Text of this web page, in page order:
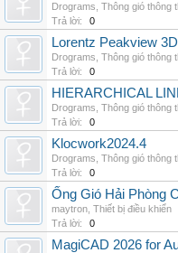
Drograms Thông gió thông
Trả lời:
0
Lorentz Peakview 3D
Drograms Thông gió thông
Trả lời:
0
HIERARCHICAL
Drograms Thông gió thông
Trả lời:
0
Klocwork2024.4
Drograms Thông gió thông
Trả lời:
0
Ống Gió Hải Phòng
maytron Thiết bị điều khiển
Trả lời:
0
MagiCAD 2026 for